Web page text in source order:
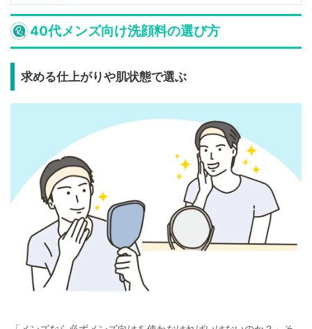
40代メンズ向け洗顔料の選び方
求める仕上がりや肌状態で選ぶ